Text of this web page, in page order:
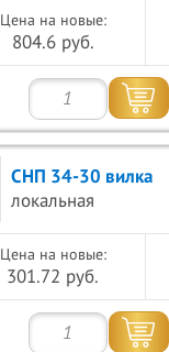
Цена на новые:
804.6 руб.
СНП 34-30 вилка
локальная
Цена на новые:
301.72 руб.